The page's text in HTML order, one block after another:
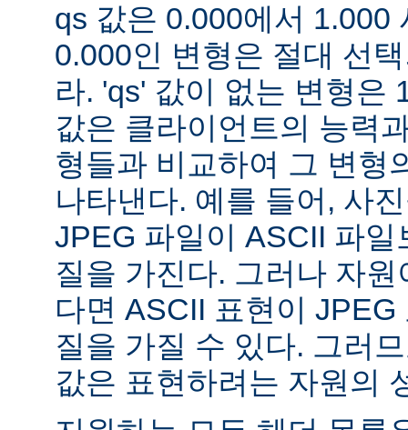
qs 값은 0.000에서 1.000
0.000인 변형은 절대 선
라. 'qs' 값이 없는 변형은
값은 클라이언트의 능력
형들과 비교하여 그 변형
나타낸다. 예를 들어, 사
JPEG 파일이 ASCII 파
질을 가진다. 그러나 자
다면 ASCII 표현이
질을 가질 수 있다. 그러
값은 표현하려는 자원의